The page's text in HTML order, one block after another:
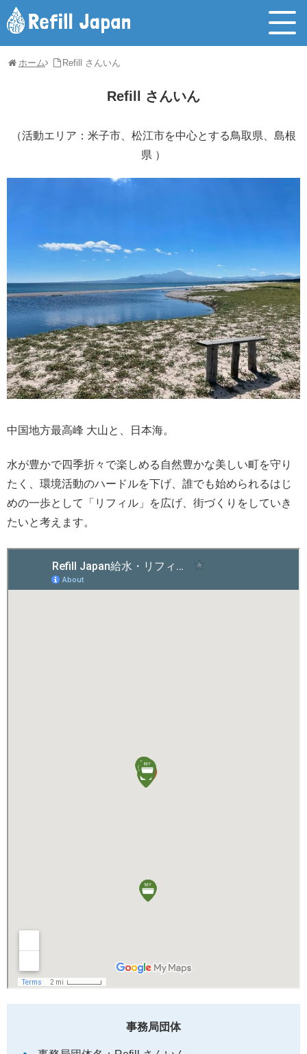
ホーム Refill さんいん
Refill さんいん
（活動エリア：米子市、松江市を中心とする鳥取県、島根
県 ）
中国地方最高峰 大山と、日本海。
水が豊かで四季折々で楽しめる自然豊かな美しい町を守り
たく、環境活動のハードルを下げ、誰でも始められるはじ
めの一歩として「リフィル」を広げ、街づくりをしていき
たいと考えます。
事務局団体